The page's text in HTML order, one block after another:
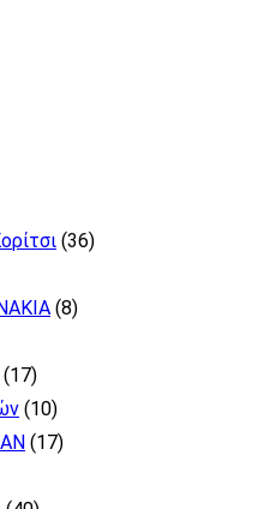
(36)
(8)
(17)
(10)
(17)